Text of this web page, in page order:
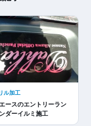
ル加工
ースのエントリーラン
ダーイルミ施工